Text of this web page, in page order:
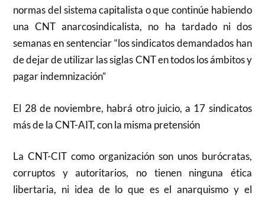
normas del sistema capitalista o que continúe habiendo
una CNT anarcosindicalista, no ha tardado ni dos
semanas en sentenciar “los sindicatos demandados han
de dejar de utilizar las siglas CNT en todos los ámbitos y
pagar indemnización”
El 28 de noviembre, habrá otro juicio, a 17 sindicatos
más de la CNT-AIT, con la misma pretensión
La CNT-CIT como organización son unos burócratas,
corruptos y autoritarios, no tienen ninguna ética
libertaria, ni idea de lo que es el anarquismo y el